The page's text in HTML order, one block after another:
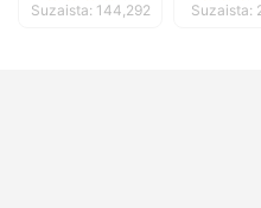
Suzaista: 144,292 Suzaista: